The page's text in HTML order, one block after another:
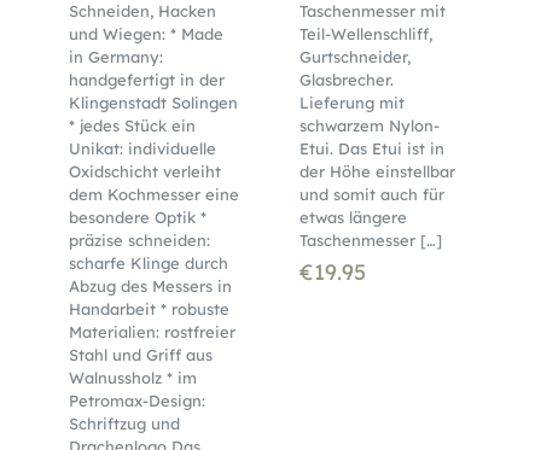
Schneiden, Hacken
und Wiegen: * Made
in Germany:
handgefertigt in der
Klingenstadt Solingen
* jedes Stück ein
Unikat: individuelle
Oxidschicht verleiht
dem Kochmesser eine
besondere Optik *
präzise schneiden:
scharfe Klinge durch
Abzug des Messers in
Handarbeit * robuste
Materialien: rostfreier
Stahl und Griff aus
Walnussholz * im
Petromax-Design:
Schriftzug und
Taschenmesser mit
Teil-Wellenschliff,
Gurtschneider,
Glasbrecher.
Lieferung mit
schwarzem Nylon-
Etui. Das Etui ist in
der Höhe einstellbar
und somit auch für
etwas längere
Taschenmesser[…]
€19.95